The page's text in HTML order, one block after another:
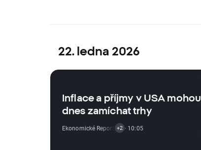
22. ledna 2026
Inflace a příjmy v USA mohou
dnes zamíchat trhy
Ekonomické Reporty,Akciový Trh
+2 · 10:05